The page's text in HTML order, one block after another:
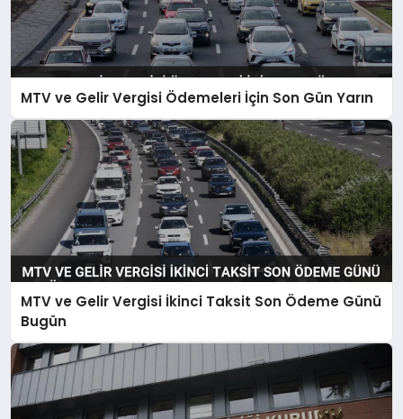
MTV ve Gelir Vergisi Ödemeleri İçin Son Gün Yarın
MTV ve Gelir Vergisi İkinci Taksit Son Ödeme Günü
Bugün